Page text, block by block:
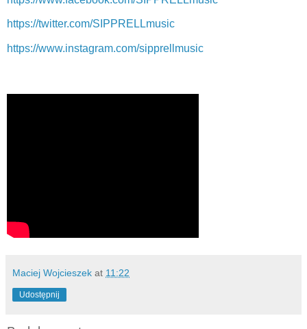
https://twitter.com/SIPPRELLmusic
https://www.instagram.com/sipprellmusic
Maciej Wojcieszek at 11:22
Udostępnij